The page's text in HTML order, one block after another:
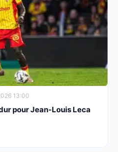
13:00
pour Jean-Louis Leca